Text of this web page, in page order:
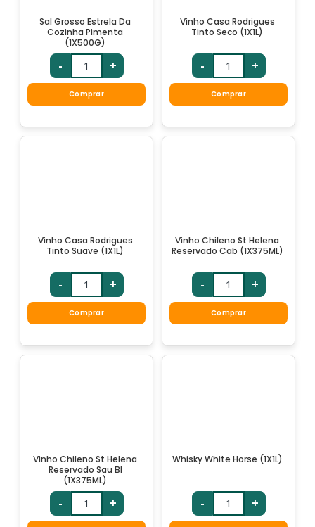
Sal Grosso Estrela Da
Cozinha Pimenta
(1X500G)
- +
Comprar
Vinho Casa Rodrigues
Tinto Seco (1X1L)
- +
Comprar
Vinho Casa Rodrigues
Tinto Suave (1X1L)
- +
Comprar
Vinho Chileno St Helena
Reservado Cab (1X375ML)
- +
Comprar
Vinho Chileno St Helena
Reservado Sau Bl
(1X375ML)
- +
Whisky White Horse (1X1L)
- +